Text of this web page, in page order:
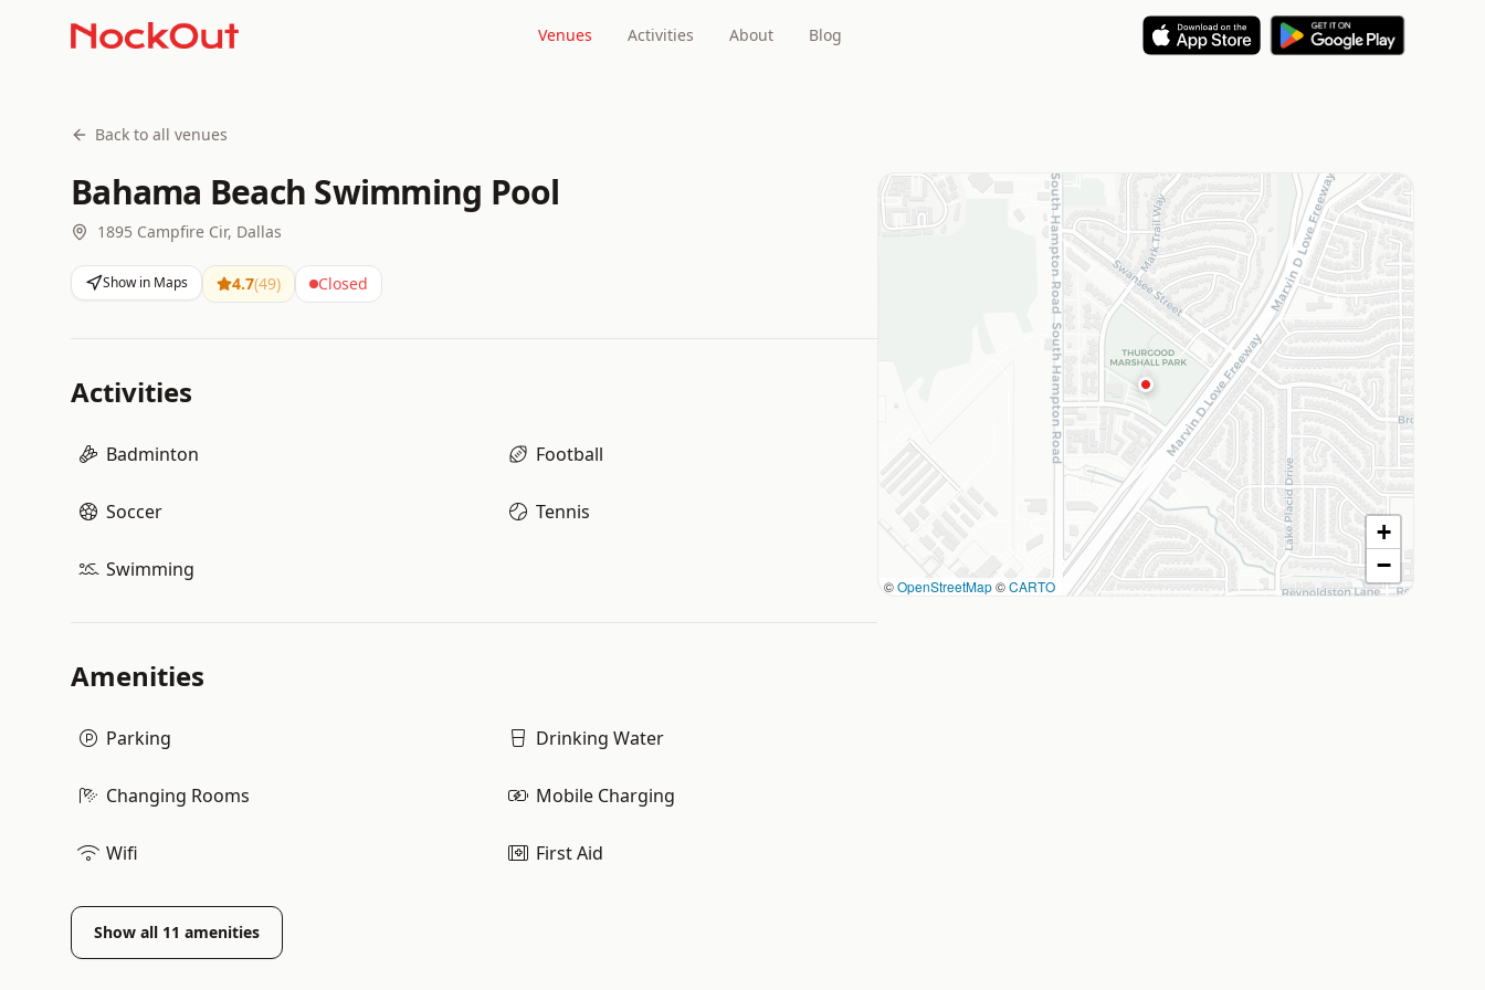
Venues Activities About Blog
Back to all venues
Bahama Beach Swimming Pool
1895 Campfire Cir, Dallas
Show in Maps 4.7(49) Closed
Activities
Badminton Football
Soccer Tennis
Swimming
Amenities
Parking Drinking Water
Changing Rooms Mobile Charging
Wifi First Aid
Show all 11 amenities
©OpenStreetMap©CARTO
+
−